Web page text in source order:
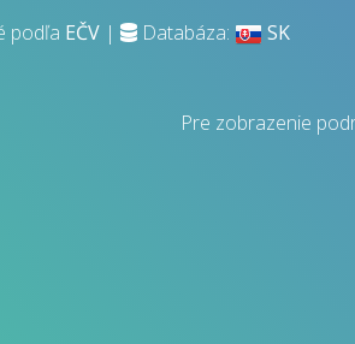
podľa EČV | Databáza: SK
Pre zobrazenie